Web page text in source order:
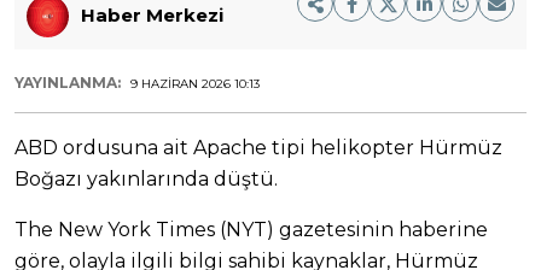
Haber Merkezi
YAYINLANMA: 9 HAZIRAN 2026 10:13
ABD ordusuna ait Apache tipi helikopter Hürmüz
Boğazı yakınlarında düştü.
The New York Times (NYT) gazetesinin haberine
göre, olayla ilgili bilgi sahibi kaynaklar, Hürmüz